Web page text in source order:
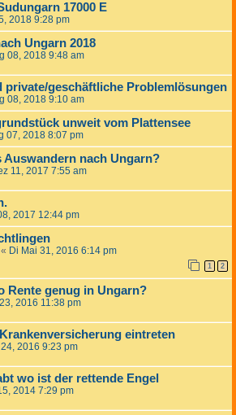
17000 E
2018 9:28 pm
Ungarn 2018
08, 2018 9:48 am
private/geschäftliche Problemlösungen
08, 2018 9:10 am
unweit vom Plattensee
07, 2018 8:07 pm
Auswandern nach Ungarn?
11, 2017 7:55 am
2017 12:44 pm
« Di Mai 31, 2016 6:14 pm
1 2
Rente genug in Ungarn?
2016 11:38 pm
eintreten
24, 2016 9:23 pm
wo ist der rettende Engel
2014 7:29 pm